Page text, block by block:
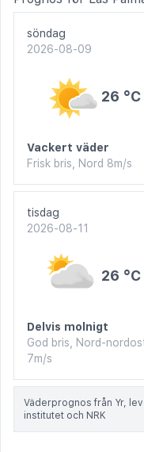
söndag
2026-08-09
26 °C
Vackert väder
Frisk bris, Nord 8m/s
tisdag
2026-08-11
26 °C
Delvis molnigt
God bris, Nord-
7m/s
Väderprognos från Yr,
institutet och NRK